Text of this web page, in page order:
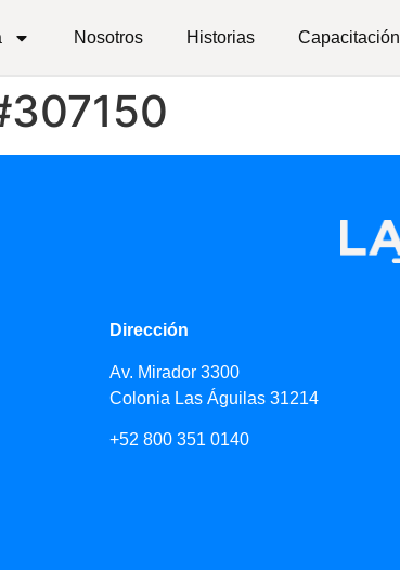
Nosotros Historias Capacitación
Dirección
Av. Mirador 3300
Colonia Las Águilas 31214
+52 800 351 0140